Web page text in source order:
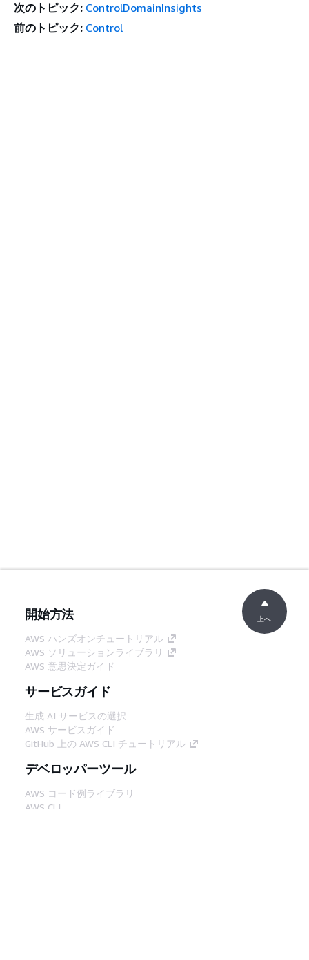
次のトピック: ControlDomainInsights
前のトピック: Control
開始方法
AWS ハンズオンチュートリアル
AWS ソリューションライブラリ
AWS 意思決定ガイド
サービスガイド
生成 AI サービスの選択
AWS サービスガイド
GitHub 上の AWS CLI チュートリアル
デベロッパーツール
AWS コード例ライブラリ
AWS CLI
上へ